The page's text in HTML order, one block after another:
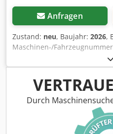
Anfragen
Zustand: neu, Baujahr: 2026,
Maschinen-/
,
Eingangsspannung:400 V,
Single-Sheet Cradle The
a top-twist material feeding
material to enter the
continuous and efficient
Technology Crsdjyh R Htepfx
cradle is equipped with a
Durch